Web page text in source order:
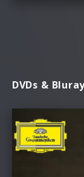
DVDs &